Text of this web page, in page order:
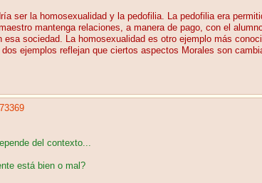
ser la homosexualidad y la pedofilia. La pedofilia era
mantenga relaciones, a manera de pago, con el
esa sociedad. La homosexualidad es otro ejemplo más
ejemplos reflejan que ciertos aspectos Morales son
73369
del contexto...
está bien o mal?